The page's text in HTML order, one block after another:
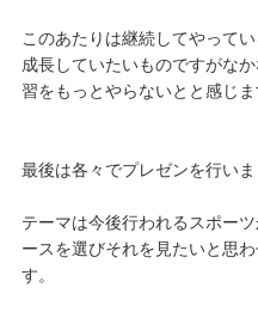
このあたりは継続してやって
成長していたいものですがな
習をもっとやらないとと感じま
最後は各々でプレゼンを行いま
テーマは今後行われるスポー
ースを選びそれを見たいと思
す。